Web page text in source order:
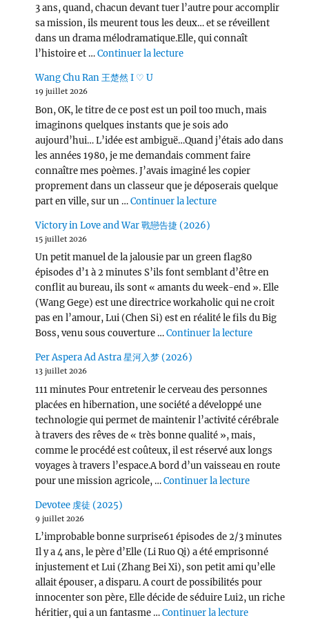
3 ans, quand, chacun devant tuer l’autre pour accomplir
sa mission, ils meurent tous les deux… et se réveillent
dans un drama mélodramatique.Elle, qui connaît
l’histoire et …Continuer la lecturede « Love, Lies, and Spies
Wang Chu Ran 王楚然 I ♡ U
19 juillet 2026
Bon, OK, le titre de ce post est un poil too much, mais
imaginons quelques instants que je sois ado
aujourd’hui… L’idée est ambiguë…Quand j’étais ado dans
les années 1980, je me demandais comment faire
connaître mes poèmes. J’avais imaginé les copier
proprement dans un classeur que je déposerais quelque
part en ville, sur un …Continuer la lecturede « Wang Chu Ran
Victory in Love and War 戰戀告捷 (2026)
15 juillet 2026
Un petit manuel de la jalousie par un green flag80
épisodes d’1 à 2 minutes S’ils font semblant d’être en
conflit au bureau, ils sont « amants du week-end ». Elle
(Wang Gege) est une directrice workaholic qui ne croit
pas en l’amour, Lui (Chen Si) est en réalité le fils du Big
Boss, venu sous couverture …Continuer la lecturede « Victory
Per Aspera Ad Astra 星河入梦 (2026)
13 juillet 2026
111 minutes Pour entretenir le cerveau des personnes
placées en hibernation, une société a développé une
technologie qui permet de maintenir l’activité cérébrale
à travers des rêves de « très bonne qualité », mais,
comme le procédé est coûteux, il est réservé aux longs
voyages à travers l’espace.A bord d’un vaisseau en route
pour une mission agricole, …Continuer la lecturede « Per
Devotee 虔徒 (2025)
9 juillet 2026
L’improbable bonne surprise61 épisodes de 2/3 minutes
Il y a 4 ans, le père d’Elle (Li Ruo Qi) a été emprisonné
injustement et Lui (Zhang Bei Xi), son petit ami qu’elle
allait épouser, a disparu. A court de possibilités pour
innocenter son père, Elle décide de séduire Lui2, un riche
héritier, qui a un fantasme …Continuer la lecturede « Devotee